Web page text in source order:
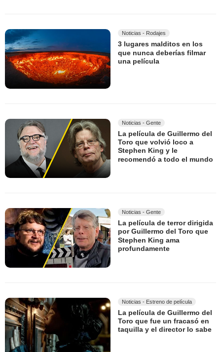
Noticias - Rodajes
3 lugares malditos en los
que nunca deberías filmar
una película
Noticias - Gente
La película de Guillermo del
Toro que volvió loco a
Stephen King y le
recomendó a todo el mundo
Noticias - Gente
La película de terror dirigida
por Guillermo del Toro que
Stephen King ama
profundamente
Noticias - Estreno de película
La película de Guillermo del
Toro que fue un fracasó en
taquilla y el director lo sabe